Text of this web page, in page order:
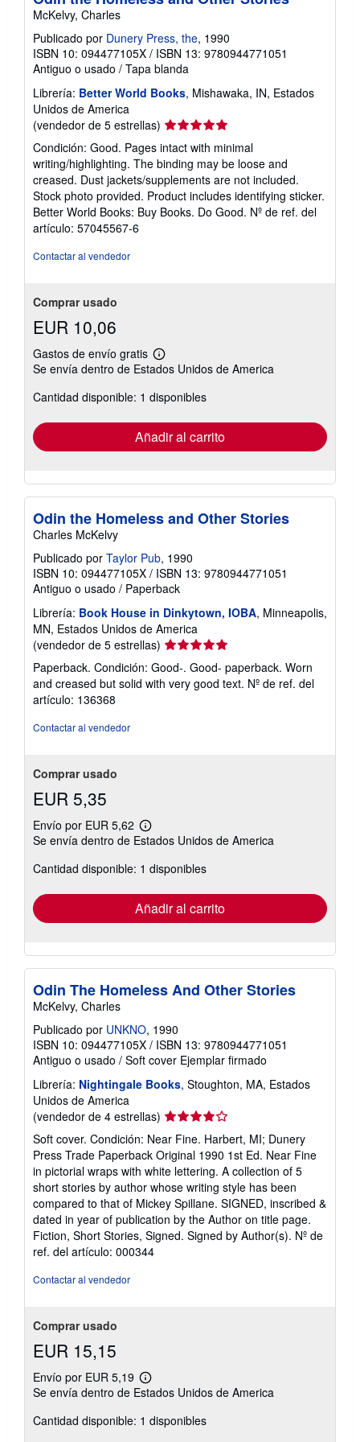
McKelvy, Charles
Publicado por Dunery Press, the, 1990
ISBN 10: 094477105X / ISBN 13: 9780944771051
Antiguo o usado / Tapa blanda
Librería: Better World Books, Mishawaka, IN, Estados
Unidos de America
(vendedor de 5 estrellas) Calificación
vendedor:
5
de
5
estrellas
Condición: Good. Pages intact with minimal
writing/highlighting. The binding may be loose and
creased. Dust jackets/supplements are not included.
Stock photo provided. Product includes identifying sticker.
Better World Books: Buy Books. Do Good. Nº de ref. del
artículo: 57045567-6
Contactar al vendedor
Comprar usado
EUR 10,06
Gastos de envío gratis
Más
información
las
tarifas
envío
Se envía dentro de Estados Unidos de America
Cantidad disponible: 1 disponibles
Añadir al carrito
Odin the Homeless and Other Stories
Charles McKelvy
Publicado por Taylor Pub, 1990
ISBN 10: 094477105X / ISBN 13: 9780944771051
Antiguo o usado / Paperback
Librería: Book House in Dinkytown, IOBA, Minneapolis,
MN, Estados Unidos de America
(vendedor de 5 estrellas) Calificación
del
vendedor:
5
Paperback. Condición: Good-. Good- paperback. Worn
and creased but solid with very good text. Nº de ref. del
artículo: 136368
Contactar al vendedor
Comprar usado
EUR 5,35
Envío por EUR 5,62
Más
información
las
tarifas
envío
Se envía dentro de Estados Unidos de America
Cantidad disponible: 1 disponibles
Añadir al carrito
Odin The Homeless And Other Stories
McKelvy, Charles
Publicado por UNKNO, 1990
ISBN 10: 094477105X / ISBN 13: 9780944771051
Antiguo o usado / Soft cover Ejemplar firmado
Librería: Nightingale Books, Stoughton, MA, Estados
Unidos de America
(vendedor de 4 estrellas) Calificación
del
vendedor:
4
de
5
estrellas
Soft cover. Condición: Near Fine. Harbert, MI; Dunery
Press Trade Paperback Original 1990 1st Ed. Near Fine
in pictorial wraps with white lettering. A collection of 5
short stories by author whose writing style has been
compared to that of Mickey Spillane. SIGNED, inscribed &
dated in year of publication by the Author on title page.
Fiction, Short Stories, Signed. Signed by Author(s). Nº de
ref. del artículo: 000344
Contactar al vendedor
Comprar usado
EUR 15,15
Envío por EUR 5,19
Más
información
las
tarifas
Se envía dentro de Estados Unidos de America
Cantidad disponible: 1 disponibles